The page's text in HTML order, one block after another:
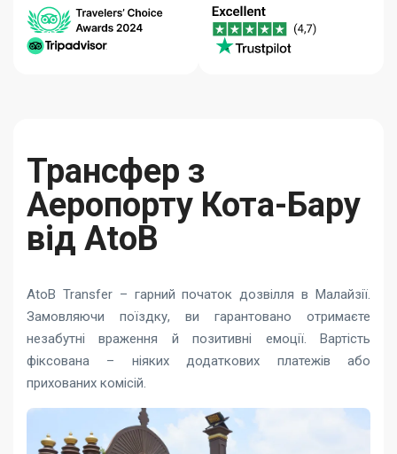
Трансфер з
Аеропорту Кота-Бару
від AtoB
AtoB Transfer – гарний початок дозвілля в Малайзії.
Замовляючи поїздку, ви гарантовано отримаєте
незабутні враження й позитивні емоції. Вартість
фіксована – ніяких додаткових платежів або
прихованих комісій.